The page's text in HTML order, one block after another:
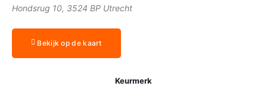
Hondsrug 10, 3524 BP Utrecht
Bekijk op de kaart
Keurmerk